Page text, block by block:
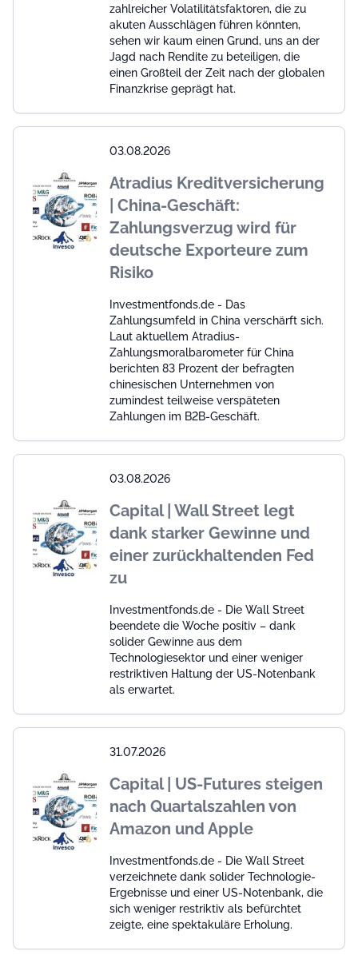
zahlreicher Volatilitätsfaktoren, die zu
akuten Ausschlägen führen könnten,
sehen wir kaum einen Grund, uns an der
Jagd nach Rendite zu beteiligen, die
einen Großteil der Zeit nach der globalen
Finanzkrise geprägt hat.
03.08.2026
Atradius Kreditversicherung
| China-Geschäft:
Zahlungsverzug wird für
deutsche Exporteure zum
Risiko
Investmentfonds.de - Das
Zahlungsumfeld in China verschärft sich.
Laut aktuellem Atradius-
Zahlungsmoralbarometer für China
berichten 83 Prozent der befragten
chinesischen Unternehmen von
zumindest teilweise verspäteten
Zahlungen im B2B-Geschäft.
03.08.2026
Capital | Wall Street legt
dank starker Gewinne und
einer zurückhaltenden Fed
zu
Investmentfonds.de - Die Wall Street
beendete die Woche positiv – dank
solider Gewinne aus dem
Technologiesektor und einer weniger
restriktiven Haltung der US-Notenbank
als erwartet.
31.07.2026
Capital | US-Futures steigen
nach Quartalszahlen von
Amazon und Apple
Investmentfonds.de - Die Wall Street
verzeichnete dank solider Technologie-
Ergebnisse und einer US-Notenbank, die
sich weniger restriktiv als befürchtet
zeigte, eine spektakuläre Erholung.